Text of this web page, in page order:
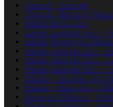
Venerdì - Tataratà
Venerdì - RItorno in
Sabato Primo Giro
Sabato Secondo Giro -
Sabato Pomeriggio
Sabato Secondo Giro -
Sabato Secondo Giro -
Sabato Secondo Giro -
Sabato - Secondo Giro
Sabato - Terzo Giro -
Domenica Mattina -